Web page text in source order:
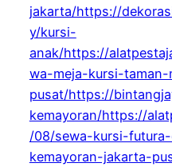
jakarta/https://
y/kursi-
anak/https://
wa-meja-kursi-
pusat/https://
kemayoran/https://
/08/sewa-kursi-
kemayoran-jakarta-